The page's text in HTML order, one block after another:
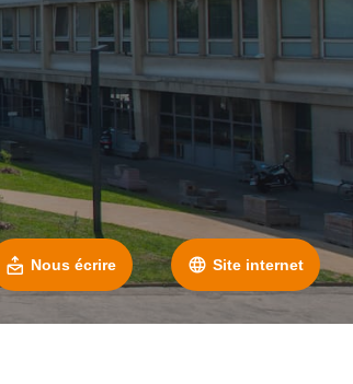
Nous écrire Site internet